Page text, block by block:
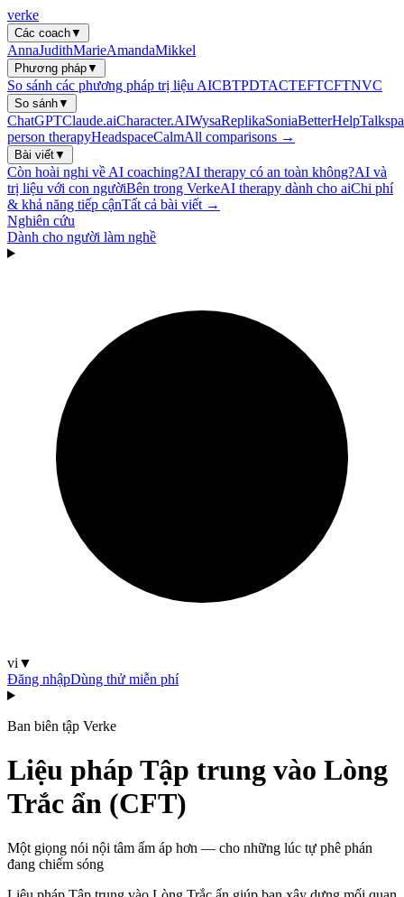
verke
Các coach▼
AnnaJudithMarieAmandaMikkel
Phương pháp▼
So sánh các phương pháp trị liệu AICBTPDTACTEFTCFTNVC
So sánh▼
ChatGPTClaude.aiCharacter.AIWysaReplikaSoniaBetterHelp
person therapyHeadspaceCalmAll comparisons →
Bài viết▼
Còn hoài nghi về AI coaching?AI therapy có an toàn không?AI và
trị liệu với con ngườiBên trong VerkeAI therapy dành cho aiChi phí
& khả năng tiếp cậnTất cả bài viết →
Nghiên cứu
Dành cho người làm nghề
vi ▼
Đăng nhậpDùng thử miễn phí
Ban biên tập Verke
Liệu pháp Tập trung vào Lòng
Trắc ẩn (CFT)
Một giọng nói nội tâm ấm áp hơn — cho những lúc tự phê phán
đang chiếm sóng